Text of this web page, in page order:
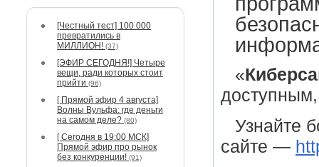
[Честный тест] 100 000
превратились в
МИЛЛИОН! (37)
[ЭФИР СЕГОДНЯ!] Четыре
вещи, ради которых стоит
прийти (96)
[ Прямой эфир 4 августа]
Волны Вульфа: где деньги
на самом деле? (80)
[ Сегодня в 19:00 МСК]
Прямой эфир про рынок
без конкуренции! (91)
«
Узнайте
сайте —